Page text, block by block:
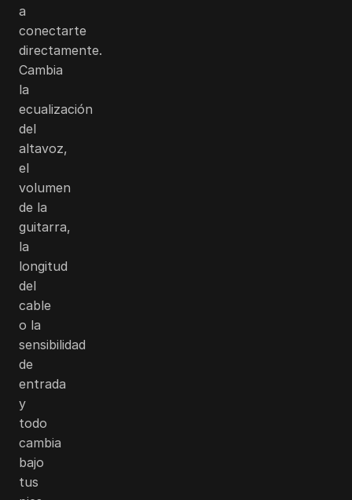
a
conectarte
directamente.
Cambia
la
ecualización
del
altavoz,
el
volumen
de la
guitarra,
la
longitud
del
cable
o la
sensibilidad
de
entrada
y
todo
cambia
bajo
tus